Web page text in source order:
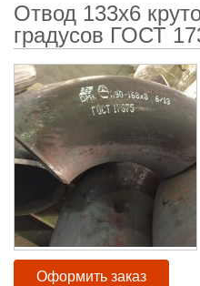
Отвод 133х6
градусов ГОСТ
Оформить заказ